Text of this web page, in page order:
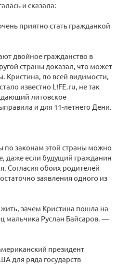
и сказала:
приятно стать гражданкой
двойное гражданство в
страны доказал, что может
Кристина, по всей видимости,
известно L!FE.ru, не так
литовское
и для 11-летнего Дени.
по законам этой страны можно
даже если будущий гражданин
Согласия обоих родителей
заявления одного из
зачем Кристина пошла на
мальчика Руслан Байсаров. —
президент
для ряда государств